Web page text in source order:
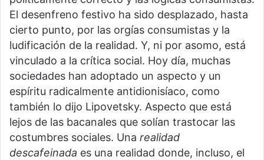
El desenfreno festivo ha sido desplazado, hasta
cierto punto, por las orgías consumistas y la
ludificación de la realidad. Y, ni por asomo, está
vinculado a la crítica social. Hoy día, muchas
sociedades han adoptado un aspecto y un
espíritu radicalmente antidionisíaco, como
también lo dijo Lipovetsky. Aspecto que está
lejos de las bacanales que solían trastocar las
costumbres sociales. Una realidad
descafeinada es una realidad donde, incluso, el